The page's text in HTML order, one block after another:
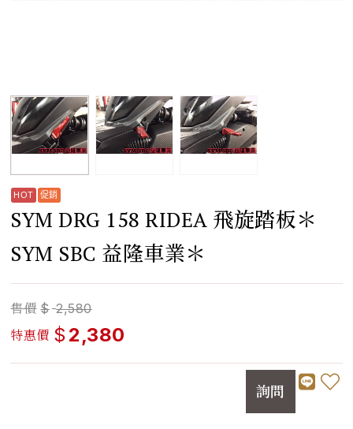
SYM DRG 158 RIDEA 飛旋踏板＊
SYM SBC 益隆車業＊
售價 $ 2,580
特惠價 $ 2,380
詢問